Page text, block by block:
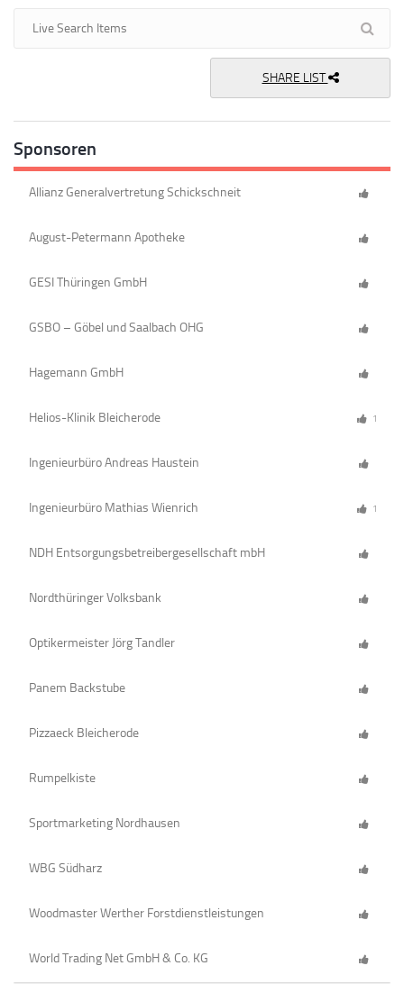
SHARE LIST
Sponsoren
Allianz Generalvertretung Schickschneit
August-Petermann Apotheke
GESI Thüringen GmbH
GSBO – Göbel und Saalbach OHG
Hagemann GmbH
Helios-Klinik Bleicherode 1
Ingenieurbüro Andreas Haustein
Ingenieurbüro Mathias Wienrich 1
NDH Entsorgungsbetreibergesellschaft mbH
Nordthüringer Volksbank
Optikermeister Jörg Tandler
Panem Backstube
Pizzaeck Bleicherode
Rumpelkiste
Sportmarketing Nordhausen
WBG Südharz
Woodmaster Werther Forstdienstleistungen
World Trading Net GmbH & Co. KG